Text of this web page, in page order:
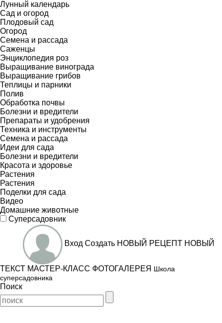
Лунный календарь
Сад и огород
Плодовый сад
Огород
Семена и рассада
Саженцы
Энциклопедия роз
Выращивание винограда
Выращивание грибов
Теплицы и парники
Полив
Обработка почвы
Болезни и вредители
Препараты и удобрения
Техника и инструменты
Семена и рассада
Идеи для сада
Болезни и вредители
Красота и здоровье
Растения
Растения
Поделки для сада
Видео
Домашние животные
Суперсадовник
Вход Создать НОВЫЙ РЕЦЕПТ НОВЫЙ
ТЕКСТ МАСТЕР-КЛАСС ФОТОГАЛЕРЕЯ Школа
суперсадовника
Поиск